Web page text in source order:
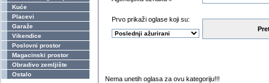
Kuće
Placevi
Garaže
Vikendice
Poslovni prostor
Magacinski prostor
Obradivo zemljište
Ostalo
Prvo prikaži oglase koji su:
Nema unetih oglasa za ovu kategoriju!!!